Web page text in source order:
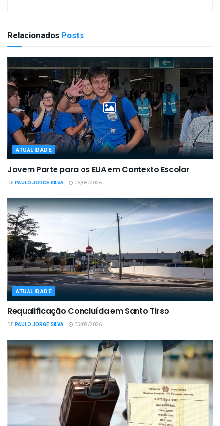
Relacionados Posts
ATUALIDADE
Jovem Parte para os EUA em Contexto Escolar
DEPAULO JORGE SILVA 06/08/2026
ATUALIDADE
Requalificação Concluída em Santo Tirso
DEPAULO JORGE SILVA 05/08/2026